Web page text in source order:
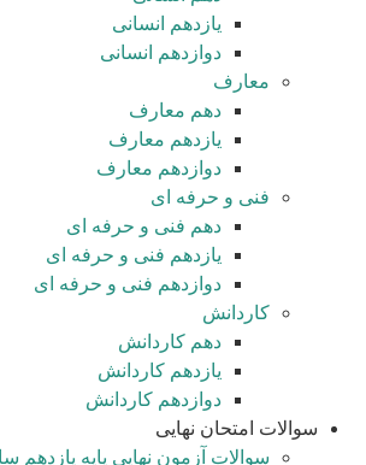
یازدهم انسانی
دوازدهم انسانی
معارف
دهم معارف
یازدهم معارف
دوازدهم معارف
فنی و حرفه ای
دهم فنی و حرفه ای
یازدهم فنی و حرفه ای
دوازدهم فنی و حرفه ای
کاردانش
دهم کاردانش
یازدهم کاردانش
دوازدهم کاردانش
سوالات امتحان نهایی
سوالات آزمون نهایی پایه یازدهم سال